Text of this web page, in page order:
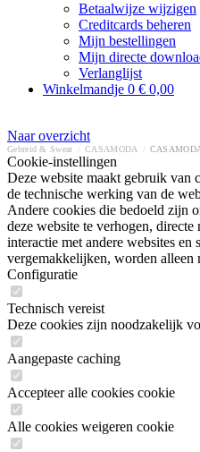
Betaalwijze wijzigen
Creditcards beheren
Mijn bestellingen
Mijn directe
Verlanglijst
Winkelmandje 0 € 0,00
Naar overzicht
Gebreid & Sweat CASAMODA
Cookie-instellingen
Deze website maakt gebruik
de technische werking van de
Andere cookies die bedoeld zijn
deze website te verhogen, directe
interactie met andere websites en
vergemakkelijken, worden alleen
Configuratie
Technisch vereist
Deze cookies zijn noodzakelijk
Aangepaste caching
Accepteer alle cookies cookie
Alle cookies weigeren cookie